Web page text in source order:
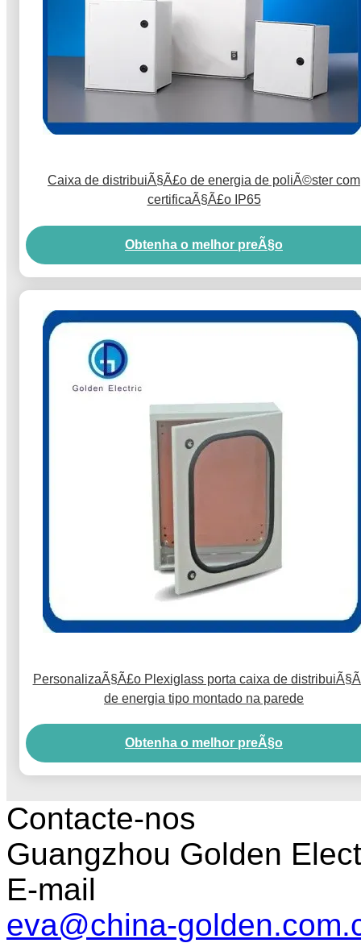
Caixa de distribuiÃ§Ã£o de energia de poliÃ©ster com
certificaÃ§Ã£o IP65
Obtenha o melhor preÃ§o
PersonalizaÃ§Ã£o Plexiglass porta caixa de
de energia tipo montado na parede
Obtenha o melhor preÃ§o
Contacte-nos
Guangzhou Golden
E-mail
eva@china-